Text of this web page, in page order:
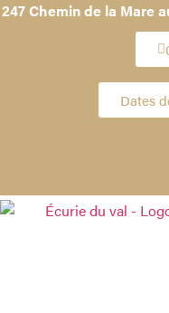
247 Chemin de la Mare
Dates